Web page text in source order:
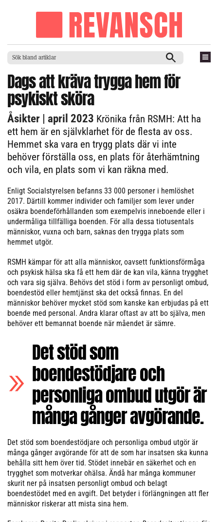
Dags att kräva trygga hem för
psykiskt sköra
Åsikter | april 2023 Krönika från RSMH: Att ha
ett hem är en självklarhet för de flesta av oss.
Hemmet ska vara en trygg plats där vi inte
behöver förställa oss, en plats för återhämtning
och vila, en plats som vi kan räkna med.
Enligt Socialstyrelsen befanns 33 000 personer i hemlöshet
2017. Därtill kommer individer och familjer som lever under
osäkra boendeförhållanden som exempelvis inneboende eller i
undermåliga tillfälliga boenden. För alla dessa tiotusentals
människor, vuxna och barn, saknas den trygga plats som
hemmet utgör.
RSMH kämpar för att alla människor, oavsett funktionsförmåga
och psykisk hälsa ska få ett hem där de kan vila, känna trygghet
och vara sig själva. Behövs det stöd i form av personligt ombud,
boendestöd eller hemtjänst ska det också finnas. En del
människor behöver mycket stöd som kanske kan erbjudas på ett
boende med personal. Andra klarar oftast av att bo själva, men
behöver ett bemannat boende när måendet är sämre.
Det stöd som
boendestödjare och
personliga ombud utgör är
många gånger avgörande.
Det stöd som boendestödjare och personliga ombud utgör är
många gånger avgörande för att de som har insatsen ska kunna
behålla sitt hem över tid. Stödet innebär en säkerhet och en
trygghet som motverkar ohälsa. Ändå har många kommuner
skurit ner på insatsen personligt ombud och belagt
boendestödet med en avgift. Det betyder i förlängningen att fler
människor riskerar att mista sina hem.